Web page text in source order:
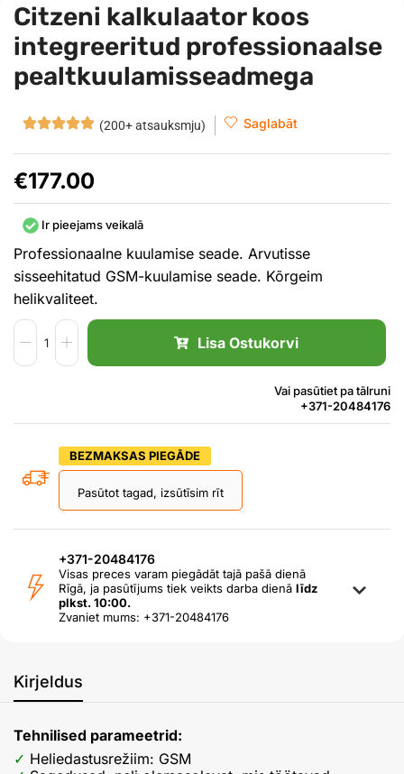
Citzeni kalkulaator koos
integreeritud professionaalse
pealtkuulamisseadmega
(200+ atsauksmju) Saglabāt
€177.00
Ir pieejams veikalā
Professionaalne kuulamise seade. Arvutisse
sisseehitatud GSM-kuulamise seade. Kõrgeim
helikvaliteet.
Lisa Ostukorvi
Vai pasūtiet pa tālruni
+371-20484176
BEZMAKSAS PIEGĀDE
Pasūtot tagad, izsūtīsim rīt
+371-20484176
Visas preces varam piegādāt tajā pašā dienā
Rīgā, ja pasūtījums tiek veikts darba dienā līdz
plkst. 10:00.
Zvaniet mums: +371-20484176
Kirjeldus
Tehnilised parameetrid:
Heliedastusrežiim: GSM